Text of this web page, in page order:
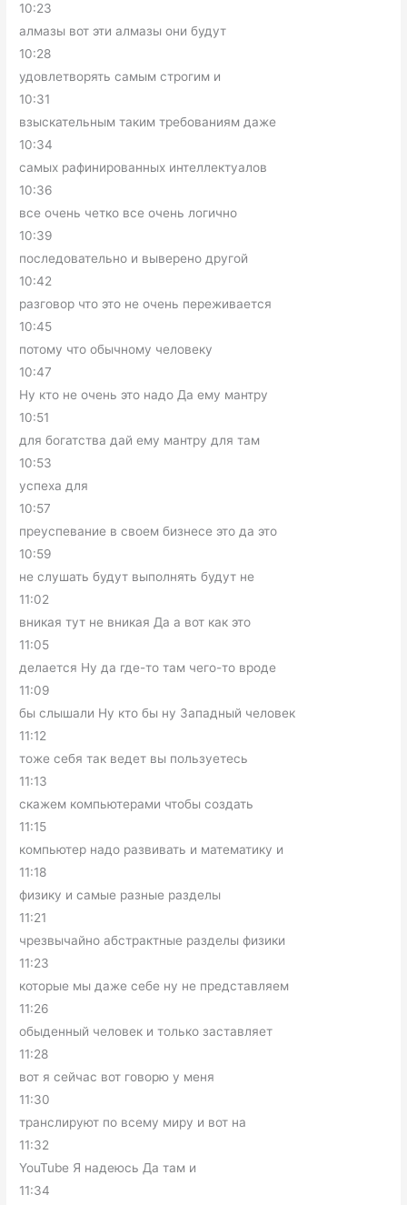
10:23
алмазы вот эти алмазы они будут
10:28
удовлетворять самым строгим и
10:31
взыскательным таким требованиям даже
10:34
самых рафинированных интеллектуалов
10:36
все очень четко все очень логично
10:39
последовательно и выверено другой
10:42
разговор что это не очень переживается
10:45
потому что обычному человеку
10:47
Ну кто не очень это надо Да ему мантру
10:51
для богатства дай ему мантру для там
10:53
успеха для
10:57
преуспевание в своем бизнесе это да это
10:59
не слушать будут выполнять будут не
11:02
вникая тут не вникая Да а вот как это
11:05
делается Ну да где-то там чего-то вроде
11:09
бы слышали Ну кто бы ну Западный человек
11:12
тоже себя так ведет вы пользуетесь
11:13
скажем компьютерами чтобы создать
11:15
компьютер надо развивать и математику и
11:18
физику и самые разные разделы
11:21
чрезвычайно абстрактные разделы физики
11:23
которые мы даже себе ну не представляем
11:26
обыденный человек и только заставляет
11:28
вот я сейчас вот говорю у меня
11:30
транслируют по всему миру и вот на
11:32
YouTube Я надеюсь Да там и
11:34